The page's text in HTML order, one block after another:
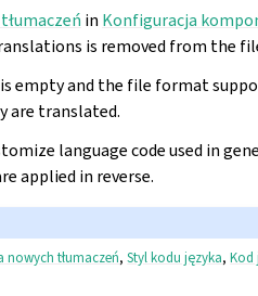
in Konfiguracja
is removed from the
is empty and the file format
are translated.
language code used in
applied in reverse.
nowych tłumaczeń,Styl kodu języka,Kod